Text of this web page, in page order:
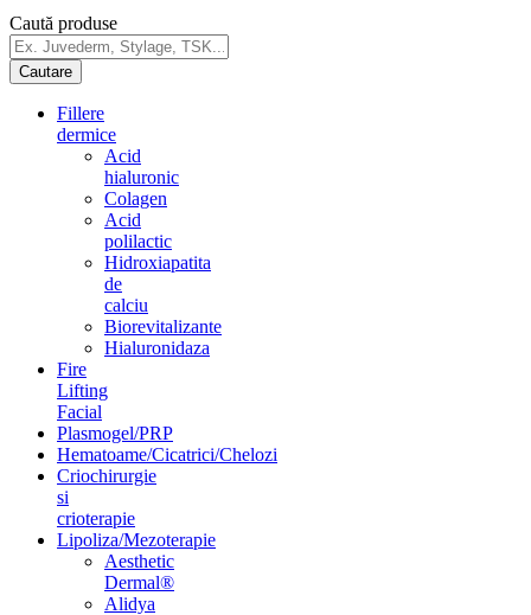
Caută produse
Fillere
dermice
Acid
hialuronic
Colagen
Acid
polilactic
Hidroxiapatita
de
calciu
Biorevitalizante
Hialuronidaza
Fire
Lifting
Facial
Plasmogel/PRP
Hematoame/Cicatrici/Chelozi
Criochirurgie
si
crioterapie
Lipoliza/Mezoterapie
Aesthetic
Dermal®
Alidya